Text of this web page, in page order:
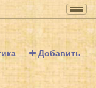
Добавить